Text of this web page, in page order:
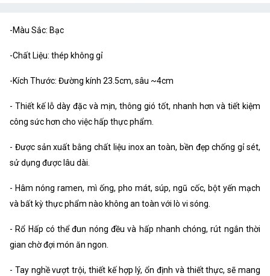
-Màu Sắc: Bạc
-Chất Liệu: thép không gỉ
-Kích Thước: Đường kính 23.5cm, sâu ~4cm
- Thiết kế lỗ dày đặc và mịn, thông gió tốt, nhanh hơn và tiết kiệm
công sức hơn cho việc hấp thực phẩm.
- Được sản xuất bằng chất liệu inox an toàn, bền đẹp chống gỉ sét,
sử dụng được lâu dài.
- Hâm nóng ramen, mì ống, pho mát, súp, ngũ cốc, bột yến mạch
và bất kỳ thực phẩm nào không an toàn với lò vi sóng.
- Rổ Hấp có thể đun nóng đều và hấp nhanh chóng, rút ngắn thời
gian chờ đợi món ăn ngon.
- Tay nghề vượt trội, thiết kế hợp lý, ổn định và thiết thực, sẽ mang